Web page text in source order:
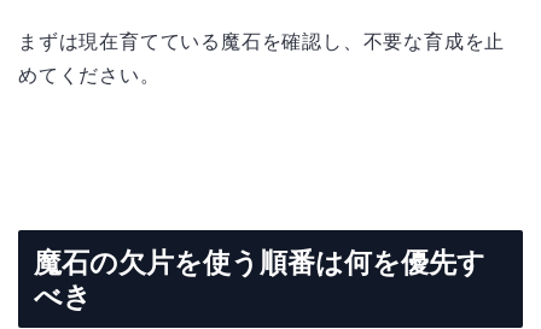
まずは現在育てている魔石を確認し、不要な育成を止
めてください。
魔石の欠片を使う順番は何を優先す
べき